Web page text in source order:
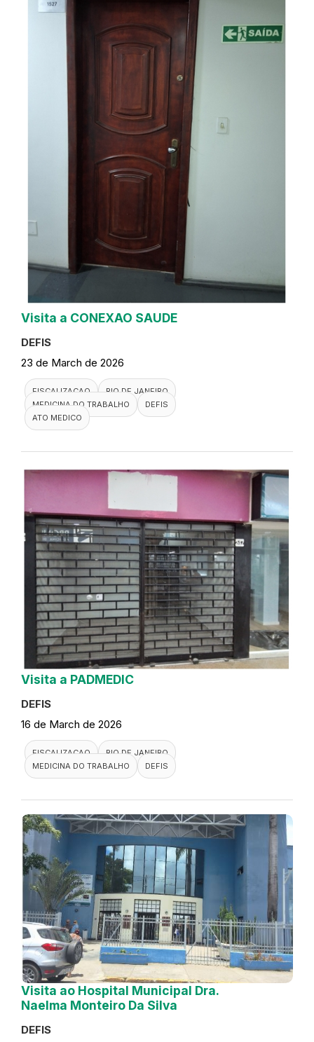
Visita a CONEXAO SAUDE
DEFIS
23 de March de 2026
FISCALIZACAO
RIO DE JANEIRO
MEDICINA DO TRABALHO
DEFIS
ATO MEDICO
Visita a PADMEDIC
DEFIS
16 de March de 2026
FISCALIZACAO
RIO DE JANEIRO
MEDICINA DO TRABALHO
DEFIS
Visita ao Hospital Municipal Dra.
Naelma Monteiro Da Silva
DEFIS